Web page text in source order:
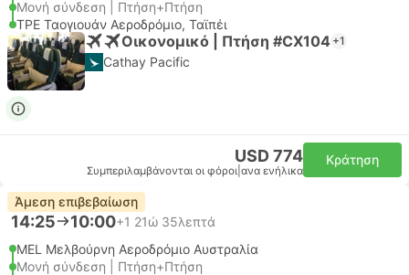
Μονή σύνδεση | Πτήση+Πτήση
TPE Ταογιουάν Αεροδρόμιο, Ταϊπέι
Οικονομικό | Πτήση #CX104 +1
Cathay Pacific
USD 774
Συμπεριλαμβάνονται οι φόροι ανα ενήλικα
Κράτηση
Άμεση επιβεβαίωση
14:25 10:00+1 21ώ 35λεπτά
MEL Μελβούρνη Αεροδρόμιο Αυστραλία
Μονή σύνδεση | Πτήση+Πτήση